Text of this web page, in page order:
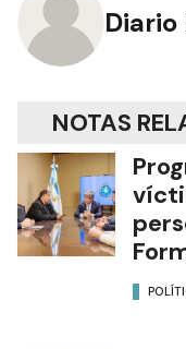
Diario
NOTAS